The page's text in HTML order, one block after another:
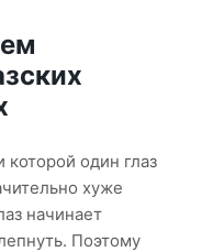
один глаз
хуже
начинает
Поэтому